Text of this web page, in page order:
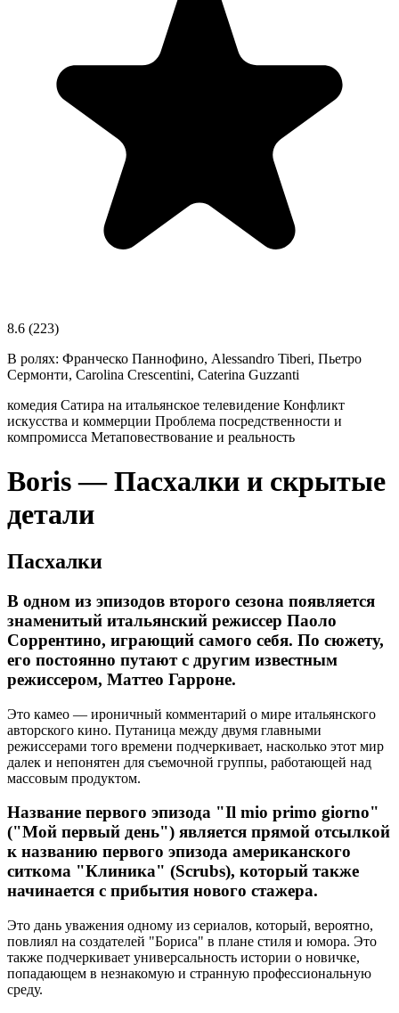
8.6 (223)
В ролях: Франческо Паннофино, Alessandro Tiberi, Пьетро
Сермонти, Carolina Crescentini, Caterina Guzzanti
комедия Сатира на итальянское телевидение Конфликт
искусства и коммерции Проблема посредственности и
компромисса Метаповествование и реальность
Boris — Пасхалки и скрытые
детали
Пасхалки
В одном из эпизодов второго сезона появляется
знаменитый итальянский режиссер Паоло
Соррентино, играющий самого себя. По сюжету,
его постоянно путают с другим известным
режиссером, Маттео Гарроне.
Это камео — ироничный комментарий о мире итальянского
авторского кино. Путаница между двумя главными
режиссерами того времени подчеркивает, насколько этот мир
далек и непонятен для съемочной группы, работающей над
массовым продуктом.
Название первого эпизода "Il mio primo giorno"
("Мой первый день") является прямой отсылкой
к названию первого эпизода американского
ситкома "Клиника" (Scrubs), который также
начинается с прибытия нового стажера.
Это дань уважения одному из сериалов, который, вероятно,
повлиял на создателей "Бориса" в плане стиля и юмора. Это
также подчеркивает универсальность истории о новичке,
попадающем в незнакомую и странную профессиональную
среду.